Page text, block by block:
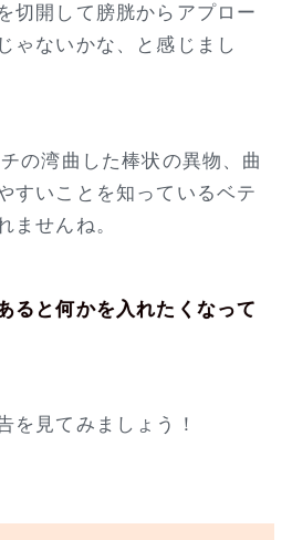
切開して膀胱からアプロー
ゃないかな、と感じまし
の湾曲した棒状の異物、曲
すいことを知っているベテ
ませんね。
ると何かを入れたくなって
を見てみましょう！